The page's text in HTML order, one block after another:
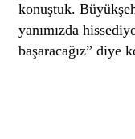
konuştuk.
yanımızda
başaracağız” diye